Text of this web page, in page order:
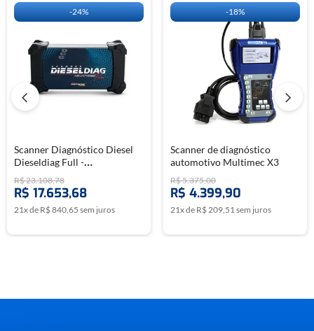
-24%
Scanner Diagnóstico Diesel
Dieseldiag Full -
CHIPTRONIC
R$23.108,78
R$ 17.653,68
21x de R$840,65 sem juros
-18%
Scanner de diagnóstico
automotivo Multimec X3
R$5.375,00
R$ 4.399,90
21x de R$209,51sem juros